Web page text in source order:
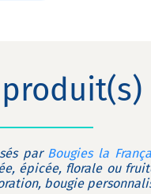
par Bougies la
épicée, florale ou
bougie